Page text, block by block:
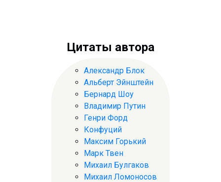
Цитаты автора
Александр Блок
Альберт Эйнштейн
Бернард Шоу
Владимир Путин
Генри Форд
Конфуций
Максим Горький
Марк Твен
Михаил Булгаков
Михаил Ломоносов